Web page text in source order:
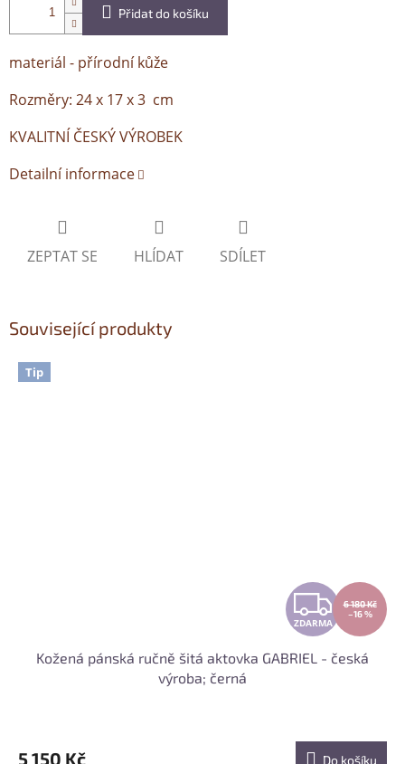
Přidat do košíku
materiál - přírodní kůže
Rozměry: 24 x 17 x 3 cm
KVALITNÍ ČESKÝ VÝROBEK
Detailní informace
ZEPTAT SE HLÍDAT SDÍLET
Související produkty
Tip
Z
D
M
ZDARMA
6 180 Kč
–16 %
Kožená pánská ručně šitá aktovka GABRIEL - česká
výroba; černá
5 150 Kč Do košíku